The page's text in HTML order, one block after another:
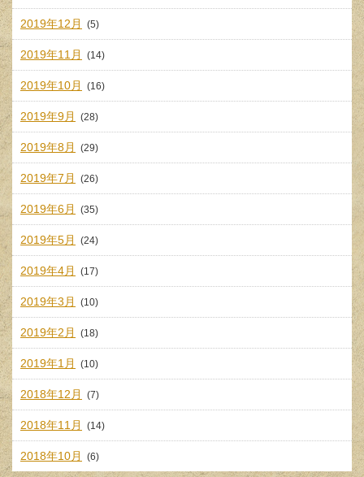
2019年12月 (5)
2019年11月 (14)
2019年10月 (16)
2019年9月 (28)
2019年8月 (29)
2019年7月 (26)
2019年6月 (35)
2019年5月 (24)
2019年4月 (17)
2019年3月 (10)
2019年2月 (18)
2019年1月 (10)
2018年12月 (7)
2018年11月 (14)
2018年10月 (6)